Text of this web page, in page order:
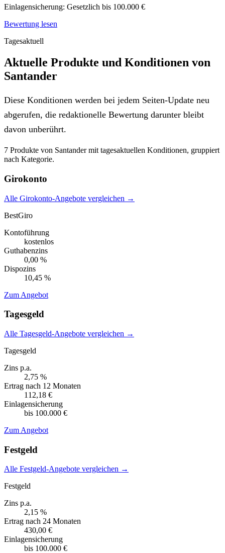
Einlagensicherung: Gesetzlich bis 100.000 €
Bewertung lesen
Tagesaktuell
Aktuelle Produkte und Konditionen von
Santander
Diese Konditionen werden bei jedem Seiten-Update neu
abgerufen, die redaktionelle Bewertung darunter bleibt
davon unberührt.
7 Produkte von Santander mit tagesaktuellen Konditionen, gruppiert
nach Kategorie.
Girokonto
Alle Girokonto-Angebote vergleichen →
BestGiro
Kontoführung
kostenlos
Guthabenzins
0,00 %
Dispozins
10,45 %
Zum Angebot
Tagesgeld
Alle Tagesgeld-Angebote vergleichen →
Tagesgeld
Zins p.a.
2,75 %
Ertrag nach 12 Monaten
112,18 €
Einlagensicherung
bis 100.000 €
Zum Angebot
Festgeld
Alle Festgeld-Angebote vergleichen →
Festgeld
Zins p.a.
2,15 %
Ertrag nach 24 Monaten
430,00 €
Einlagensicherung
bis 100.000 €